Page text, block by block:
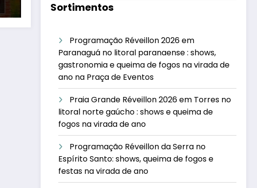
Sortimentos
Programação Réveillon 2026 em
Paranaguá no litoral paranaense : shows,
gastronomia e queima de fogos na virada de
ano na Praça de Eventos
Praia Grande Réveillon 2026 em Torres no
litoral norte gaúcho : shows e queima de
fogos na virada de ano
Programação Réveillon da Serra no
Espírito Santo: shows, queima de fogos e
festas na virada de ano